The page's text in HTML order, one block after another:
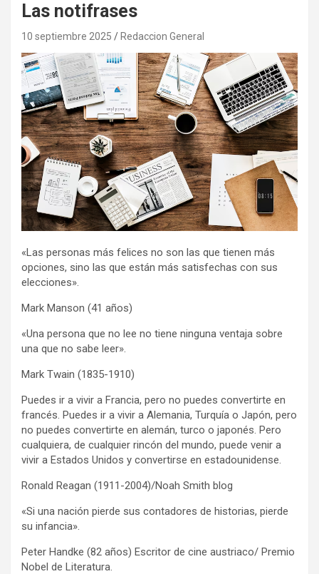
Las notifrases
10 septiembre 2025 Redaccion General
«Las personas más felices no son las que tienen más
opciones, sino las que están más satisfechas con sus
elecciones».
Mark Manson (41 años)
«Una persona que no lee no tiene ninguna ventaja sobre
una que no sabe leer».
Mark Twain (1835-1910)
Puedes ir a vivir a Francia, pero no puedes convertirte en
francés. Puedes ir a vivir a Alemania, Turquía o Japón, pero
no puedes convertirte en alemán, turco o japonés. Pero
cualquiera, de cualquier rincón del mundo, puede venir a
vivir a Estados Unidos y convertirse en estadounidense.
Ronald Reagan (1911-2004)/Noah Smith blog
«Si una nación pierde sus contadores de historias, pierde
su infancia».
Peter Handke (82 años) Escritor de cine austriaco/ Premio
Nobel de Literatura.